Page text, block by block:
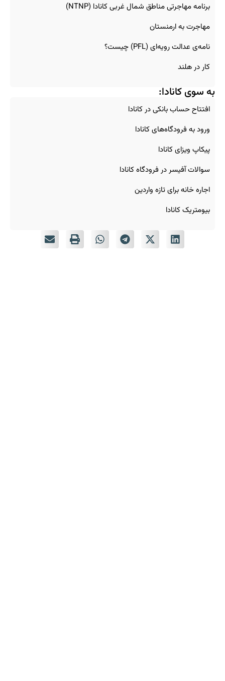
برنامه مهاجرتی مناطق شمال غربی کانادا (NTNP)
مهاجرت به ارمنستان
نامه‌ی عدالت رویه‌ای (PFL) چیست؟
کار در هلند
به سوی کانادا:
افتتاح حساب بانکی در کانادا
ورود به فرودگاه‌های کانادا
پیکاپ ویزای کانادا
سوالات آفیسر در فرودگاه کانادا
اجاره خانه برای تازه‌ واردین
بیومتریک کانادا